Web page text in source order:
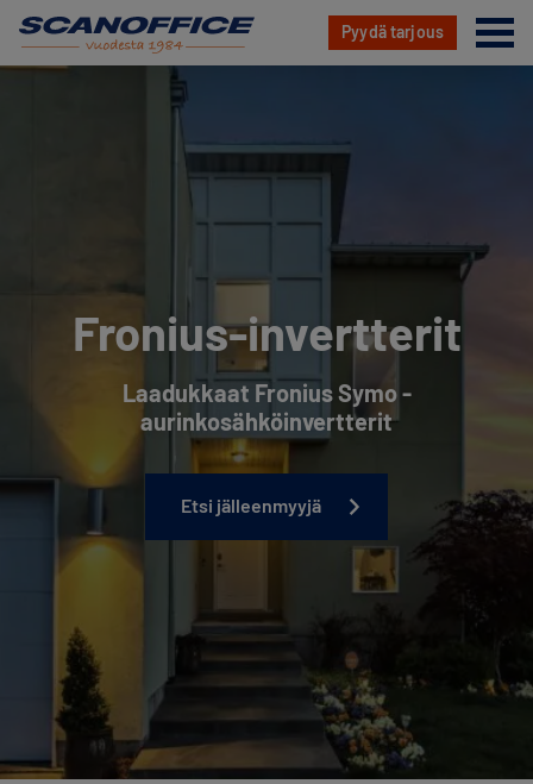
Pyydä tarjous
Fronius-invertterit
Laadukkaat Fronius Symo -
aurinkosähköinvertterit
Etsi jälleenmyyjä